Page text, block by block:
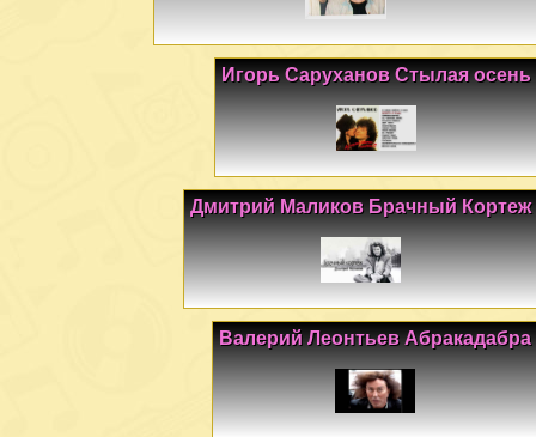
Игорь Саруханов Стылая осень
Дмитрий Маликов Брачный Кортеж
Валерий Леонтьев Абракадабра